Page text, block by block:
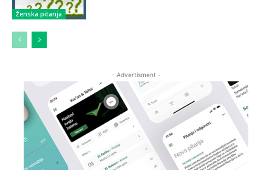
Ženska pitanja
- Advertisment -